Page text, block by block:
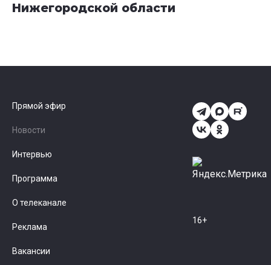
Нижегородской области
Прямой эфир
Новости
Интервью
Программа
О телеканале
Реклама
Вакансии
16+